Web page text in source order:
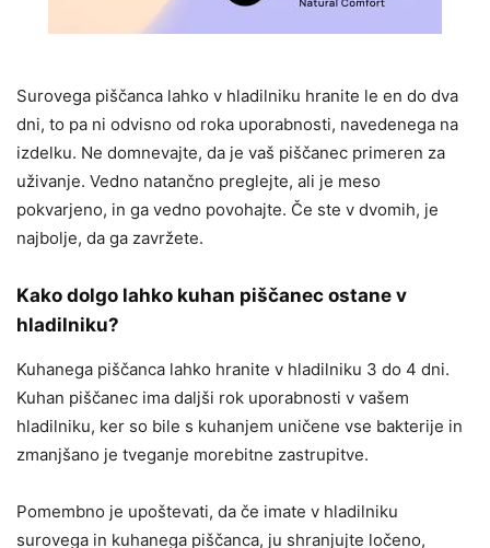
Surovega piščanca lahko v hladilniku hranite le en do dva
dni, to pa ni odvisno od roka uporabnosti, navedenega na
izdelku. Ne domnevajte, da je vaš piščanec primeren za
uživanje. Vedno natančno preglejte, ali je meso
pokvarjeno, in ga vedno povohajte. Če ste v dvomih, je
najbolje, da ga zavržete.
Kako dolgo lahko kuhan piščanec ostane v
hladilniku?
Kuhanega piščanca lahko hranite v hladilniku 3 do 4 dni.
Kuhan piščanec ima daljši rok uporabnosti v vašem
hladilniku, ker so bile s kuhanjem uničene vse bakterije in
zmanjšano je tveganje morebitne zastrupitve.
Pomembno je upoštevati, da če imate v hladilniku
surovega in kuhanega piščanca, ju shranjujte ločeno,